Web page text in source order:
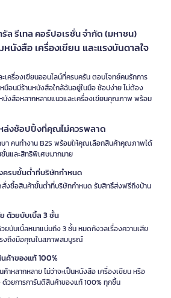
รัล รีเทล คอร์ปอเรชั่น จำกัด (มหาชน)
นังสือ เครื่องเขียน และแรงบันดาลใจ
เครื่องเขียนออนไลน์ที่ครบครัน ตอบโจทย์คนรักการ
มือนมีร้านหนังสือใกล้ฉันอยู่ในมือ ช้อปง่าย ไม่ต้อง
นังสือหลากหลายแนวและเครื่องเขียนคุณภาพ พร้อม
ล่งช้อปปิ้งที่คุณไม่ควรพลาด
า คนทำงาน B2S พร้อมให้คุณเลือกสินค้าคุณภาพได้
นและสิทธิพิเศษมากมาย
ครบขั้นต่ำที่บริษัทกำหนด
งซื้อสินค้าขั้นต่ำที่บริษัทกำหนด รับสิทธิ์ส่งฟรีถึงบ้าน
ด้วยบับเบิ้ล 3 ชั้น
ยบับเบิ้ลหนาแน่นถึง 3 ชั้น หมดกังวลเรื่องความเสีย
งถึงมือคุณในสภาพสมบูรณ์
ค้าของแท้ 100%
าหลากหลาย ไม่ว่าจะเป็นหนังสือ เครื่องเขียน หรือ
วยการการันตีสินค้าของแท้ 100% ทุกชิ้น